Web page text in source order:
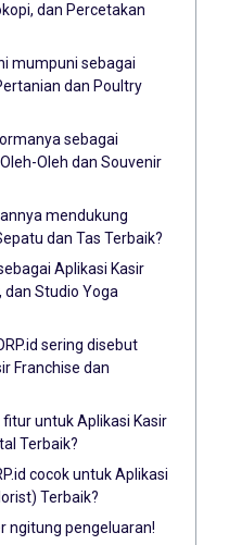
dan Percetakan
mumpuni sebagai
dan Poultry
sebagai
Oleh dan Souvenir
mendukung
dan Tas Terbaik?
Aplikasi Kasir
dan Studio Yoga
sering disebut
Franchise dan
untuk Aplikasi Kasir
Terbaik?
cocok untuk Aplikasi
Terbaik?
ngitung pengeluaran!